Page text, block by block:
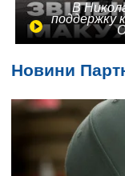
В
поддержку